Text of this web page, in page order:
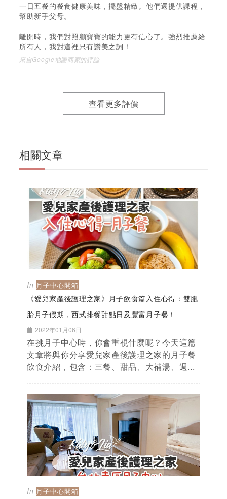
一日五餐的餐食健康美味，擺盤精緻。他們還提供課程，
幫助新手父母。
離開時，我們對照顧寶寶的能力更有信心了。強烈推薦給
所有人，我對這裡只有讚美之詞！
來自Google地圖商家的評論
查看更多評價
相關文章
In 月子中心開箱
《愛兒家產後護理之家》月子飲食篇入住心得：雙胞
胎月子假期，西式排餐甜點日及豐富月子餐！
2022年01月06日
在挑月子中心時，你會重視什麼呢？今天這篇
文章將與你分享愛兒家產後護理之家的月子餐
飲食介紹，包含：三餐、甜品、大補湯、週...
In 月子中心開箱